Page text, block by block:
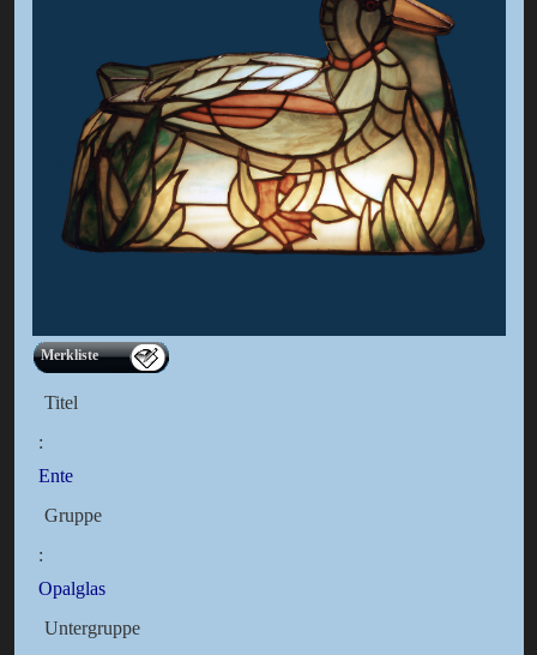
Merkliste
Titel
:
Ente
Gruppe
:
Opalglas
Untergruppe